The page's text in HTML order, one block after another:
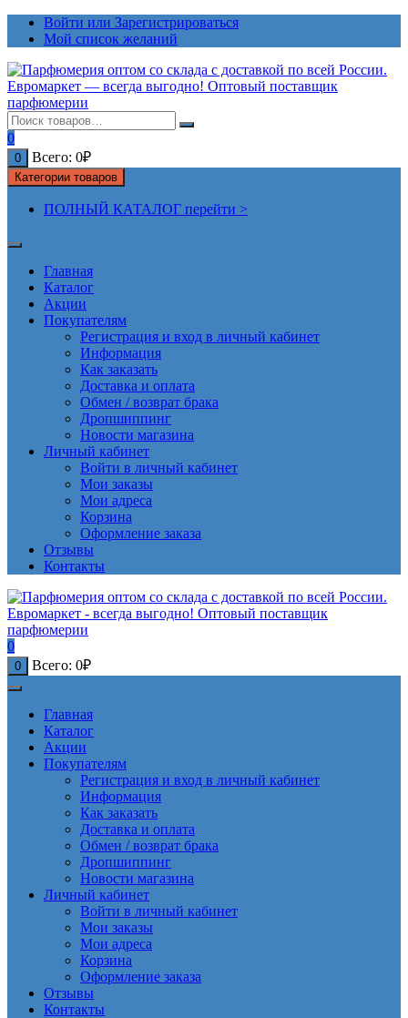
ПерейтиВойти или Зарегистрироваться
Мой список желаний
0
0 Всего: 0₽
Категории товаров
ПОЛНЫЙ КАТАЛОГ перейти >
Главная
Каталог
Акции
Покупателям
Регистрация и вход в личный кабинет
Информация
Как заказать
Доставка и оплата
Обмен / возврат брака
Дропшиппинг
Новости магазина
Личный кабинет
Войти в личный кабинет
Мои заказы
Мои адреса
Корзина
Оформление заказа
Отзывы
Контакты
0
0 Всего: 0₽
Главная
Каталог
Акции
Покупателям
Регистрация и вход в личный кабинет
Информация
Как заказать
Доставка и оплата
Обмен / возврат брака
Дропшиппинг
Новости магазина
Личный кабинет
Войти в личный кабинет
Мои заказы
Мои адреса
Корзина
Оформление заказа
Отзывы
Контакты